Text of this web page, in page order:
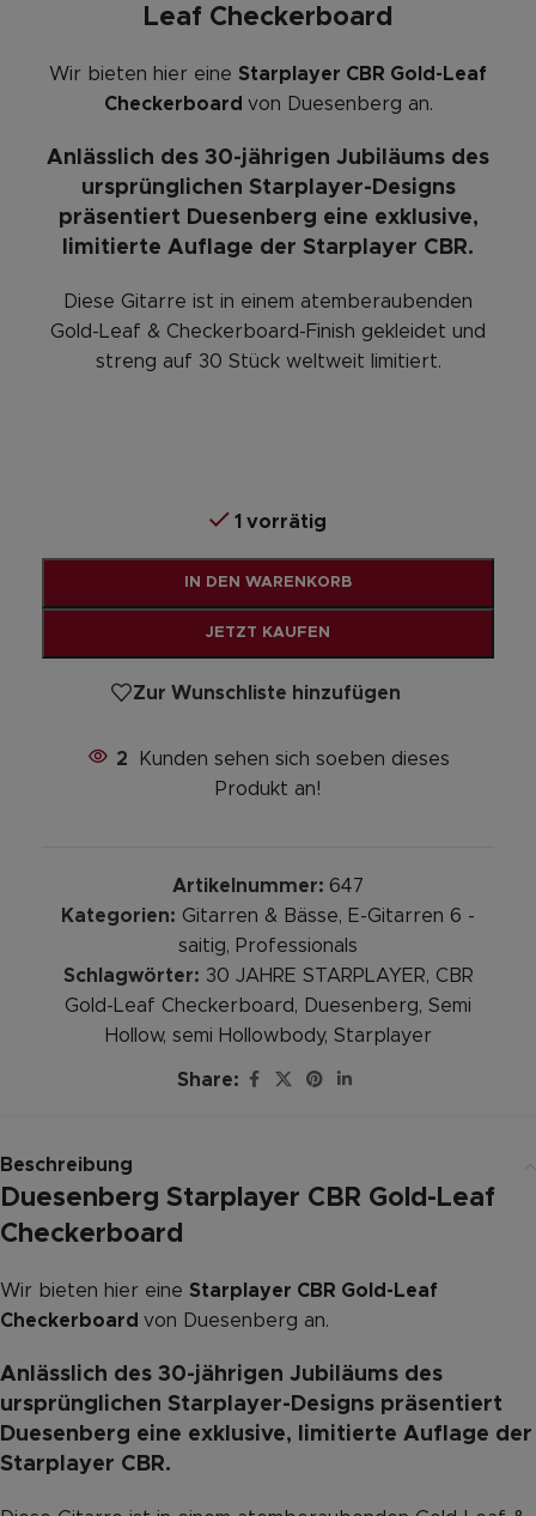
Leaf Checkerboard
Wir bieten hier eine Starplayer CBR Gold-Leaf
Checkerboard von Duesenberg an.
Anlässlich des 30-jährigen Jubiläums des
ursprünglichen Starplayer-Designs
präsentiert Duesenberg eine exklusive,
limitierte Auflage der Starplayer CBR.
Diese Gitarre ist in einem atemberaubenden
Gold-Leaf & Checkerboard-Finish gekleidet und
streng auf 30 Stück weltweit limitiert.
1 vorrätig
IN DEN WARENKORB
JETZT KAUFEN
Alternative:
Zur Wunschliste hinzufügen
2
Kunden sehen sich soeben dieses
Produkt an!
Artikelnummer: 647
Kategorien: Gitarren & Bässe, E-Gitarren 6 -
saitig, Professionals
Schlagwörter: 30 JAHRE STARPLAYER, CBR
Gold-Leaf Checkerboard, Duesenberg, Semi
Hollow, semi Hollowbody, Starplayer
Share:
Beschreibung
Duesenberg Starplayer CBR Gold-Leaf
Checkerboard
Wir bieten hier eine Starplayer CBR Gold-Leaf
Checkerboard von Duesenberg an.
Anlässlich des 30-jährigen Jubiläums des
ursprünglichen Starplayer-Designs präsentiert
Duesenberg eine exklusive, limitierte Auflage der
Starplayer CBR.